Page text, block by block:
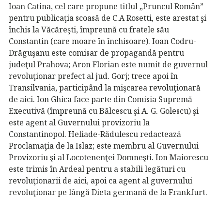
Ioan Catina, cel care propune titlul „Pruncul Român”
pentru publicaţia scoasă de C.A Rosetti, este arestat şi
închis la Văcăreşti, împreună cu fratele său
Constantin (care moare în închisoare). Ioan Codru-
Drăguşanu este comisar de propagandă pentru
judeţul Prahova; Aron Florian este numit de guvernul
revoluţionar prefect al jud. Gorj; trece apoi în
Transilvania, participând la mişcarea revoluţionară
de aici. Ion Ghica face parte din Comisia Supremă
Executivă (împreună cu Bălcescu şi A. G. Golescu) şi
este agent al Guvernului provizoriu la
Constantinopol. Heliade-Rădulescu redactează
Proclamaţia de la Islaz; este membru al Guvernului
Provizoriu şi al Locotenenţei Domneşti. Ion Maiorescu
este trimis în Ardeal pentru a stabili legături cu
revoluţionarii de aici, apoi ca agent al guvernului
revoluţionar pe lângă Dieta germană de la Frankfurt.